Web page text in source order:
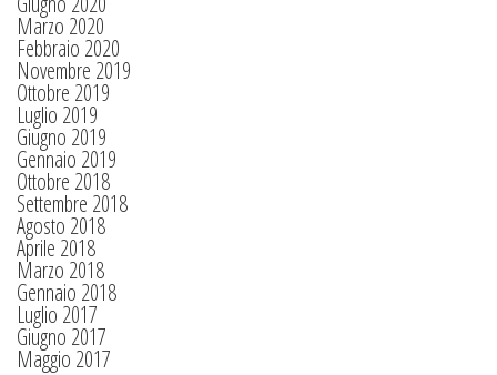
Marzo 2020
Febbraio 2020
Novembre 2019
Ottobre 2019
Luglio 2019
Giugno 2019
Gennaio 2019
Ottobre 2018
Settembre 2018
Agosto 2018
Aprile 2018
Marzo 2018
Gennaio 2018
Luglio 2017
Giugno 2017
Maggio 2017